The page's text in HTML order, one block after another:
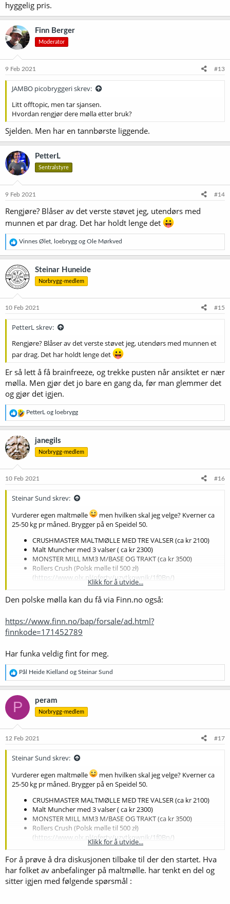
hyggelig pris.
Finn Berger
Moderator
9 Feb 2021 #13
JAMBO picobryggeri skrev:
Litt offtopic, men tar sjansen.
Hvordan rengjør dere mølla etter bruk?
Sjelden. Men har en tannbørste liggende.
PetterL
Sentralstyre
9 Feb 2021 #14
Rengjøre? Blåser av det verste støvet jeg, utendørs med
munnen et par drag. Det har holdt lenge det
R
e
a
k
s
j
o
e
Vinnes Ølet loebrygg og Ole Mørkved
Steinar Huneide
Norbrygg-medlem
10 Feb 2021 #15
PetterL skrev:
Rengjøre? Blåser av det verste støvet jeg, utendørs med munnen et
par drag. Det har holdt lenge det
Er så lett å få brainfreeze, og trekke pusten når ansiktet er nær
mølla. Men gjør det jo bare en gang da, før man glemmer det
og gjør det igjen.
R
e
a
s
j
n
e
PetterL og loebrygg
janegils
Norbrygg-medlem
10 Feb 2021 #16
Steinar Sund skrev:
Vurderer egen maltmølle
men hvilken skal jeg velge? Kverner ca
25-50 kg pr måned. Brygger på en Speidel 50.
CRUSHMASTER MALTMØLLE MED TRE VALSER (ca kr 2100)
Malt Muncher med 3 valser ( ca kr 2300)
MONSTER MILL MM3 M/BASE OG TRAKT (ca kr 3500)
Rollers Crush (Polsk mølle til 500 zł)
(https://www.olx.pl/oferty/uzytkownik/1f0Bn/)
Klikk for å utvide...
Den polske mølla kan du få via Finn.no også:
https://www.finn.no/bap/forsale/ad.html?
finnkode=171452789
Har funka veldig fint for meg.
R
e
a
k
s
o
e
Pål Heide Kielland og Steinar Sund
P peram
Norbrygg-medlem
12 Feb 2021 #17
Steinar Sund skrev:
Vurderer egen maltmølle
men hvilken skal jeg velge? Kverner ca
25-50 kg pr måned. Brygger på en Speidel 50.
CRUSHMASTER MALTMØLLE MED TRE VALSER (ca kr 2100)
Malt Muncher med 3 valser ( ca kr 2300)
MONSTER MILL MM3 M/BASE OG TRAKT (ca kr 3500)
Rollers Crush (Polsk mølle til 500 zł)
(https://www.olx.pl/oferty/uzytkownik/1f0Bn/)
Klikk for å utvide...
For å prøve å dra diskusjonen tilbake til der den startet. Hva
har folket av anbefalinger på maltmølle. har tenkt en del og
sitter igjen med følgende spørsmål :